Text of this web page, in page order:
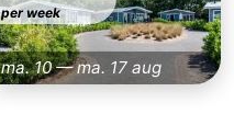
per week
ma. 10 — ma. 17 aug